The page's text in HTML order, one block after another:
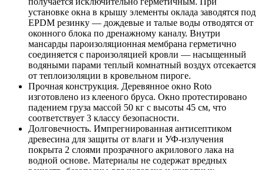
установке окна в крышу элементы оклада заводятся под
EPDM резинку — дождевые и талые воды отводятся от
оконного блока по дренажному каналу. Внутри
мансарды пароизоляционная мембрана герметично
соединяется с пароизоляцией кровли — насыщенный
водяными парами теплый комнатный воздух отсекается
от теплоизоляции в кровельном пироге.
Прочная конструкция. Деревянное окно Roto
изготовлено из клееного бруса. Окно протестировано
падением груза массой 50 кг с высоты 45 см, что
соответствует 3 классу безопасности.
Долговечность. Импрегнированная антисептиком
древесина для защиты от влаги и УФ-излучения
покрыта 2 слоями прозрачного акрилового лака на
водной основе. Материалы не содержат вредных